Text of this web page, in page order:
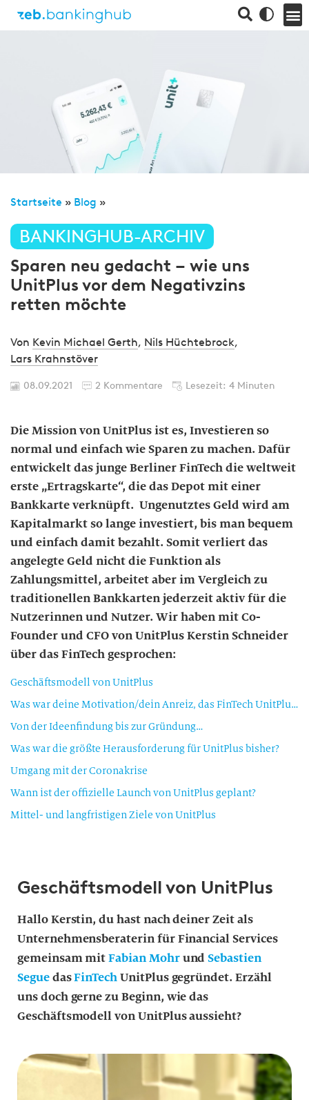
Startseite » Blog »
BANKINGHUB-ARCHIV
Sparen neu gedacht – wie uns
UnitPlus vor dem Negativzins
retten möchte
Von Kevin Michael Gerth, Nils Hüchtebrock,
Lars Krahnstöver
08.09.2021 2 Kommentare Lesezeit: 4 Minuten
Die Mission von UnitPlus ist es, Investieren so
normal und einfach wie Sparen zu machen. Dafür
entwickelt das junge Berliner FinTech die weltweit
erste „Ertragskarte“, die das Depot mit einer
Bankkarte verknüpft. Ungenutztes Geld wird am
Kapitalmarkt so lange investiert, bis man bequem
und einfach damit bezahlt. Somit verliert das
angelegte Geld nicht die Funktion als
Zahlungsmittel, arbeitet aber im Vergleich zu
traditionellen Bankkarten jederzeit aktiv für die
Nutzerinnen und Nutzer. Wir haben mit Co-
Founder und CFO von UnitPlus Kerstin Schneider
über das FinTech gesprochen:
Geschäftsmodell von UnitPlus
Was war deine Motivation/dein Anreiz, das FinTech UnitPlus mitzugründen?
Von der Ideenfindung bis zur Gründung…
Was war die größte Herausforderung für UnitPlus bisher?
Umgang mit der Coronakrise
Wann ist der offizielle Launch von UnitPlus geplant?
Mittel- und langfristigen Ziele von UnitPlus
Geschäftsmodell von UnitPlus
Hallo Kerstin, du hast nach deiner Zeit als
Unternehmensberaterin für Financial Services
gemeinsam mitFabian MohrundSebastien
SeguedasFinTechUnitPlus gegründet. Erzähl
uns doch gerne zu Beginn, wie das
Geschäftsmodell von UnitPlus aussieht?